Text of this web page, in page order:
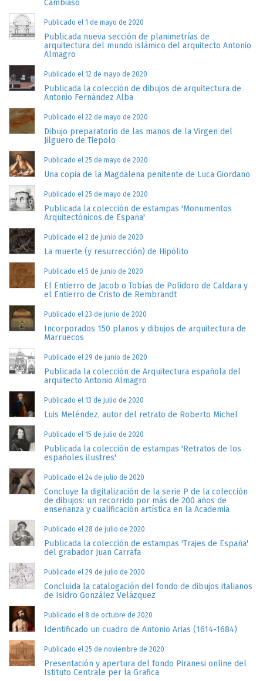
Cambiaso
Publicado el 1 de mayo de 2020
Publicada nueva sección de planimetrías de
arquitectura del mundo islámico del arquitecto Antonio
Almagro
Publicado el 12 de mayo de 2020
Publicada la colección de dibujos de arquitectura de
Antonio Fernández Alba
Publicado el 22 de mayo de 2020
Dibujo preparatorio de las manos de la Virgen del
Jilguero de Tiepolo
Publicado el 25 de mayo de 2020
Una copia de la Magdalena penitente de Luca Giordano
Publicado el 25 de mayo de 2020
Publicada la colección de estampas 'Monumentos
Arquitectónicos de España'
Publicado el 2 de junio de 2020
La muerte (y resurrección) de Hipólito
Publicado el 5 de junio de 2020
El Entierro de Jacob o Tobías de Polidoro de Caldara y
el Entierro de Cristo de Rembrandt
Publicado el 23 de junio de 2020
Incorporados 150 planos y dibujos de arquitectura de
Marruecos
Publicado el 29 de junio de 2020
Publicada la colección de Arquitectura española del
arquitecto Antonio Almagro
Publicado el 13 de julio de 2020
Luis Meléndez, autor del retrato de Roberto Michel
Publicado el 15 de julio de 2020
Publicada la colección de estampas 'Retratos de los
españoles ilustres'
Publicado el 24 de julio de 2020
Concluye la digitalización de la serie P de la colección
de dibujos: un recorrido por más de 200 años de
enseñanza y cualificación artística en la Academia
Publicado el 28 de julio de 2020
Publicada la colección de estampas 'Trajes de España'
del grabador Juan Carrafa
Publicado el 29 de julio de 2020
Concluida la catalogación del fondo de dibujos italianos
de Isidro González Velázquez
Publicado el 8 de octubre de 2020
Identificado un cuadro de Antonio Arias (1614-1684)
Publicado el 25 de noviembre de 2020
Presentación y apertura del fondo Piranesi online del
Istituto Centrale per la Grafica